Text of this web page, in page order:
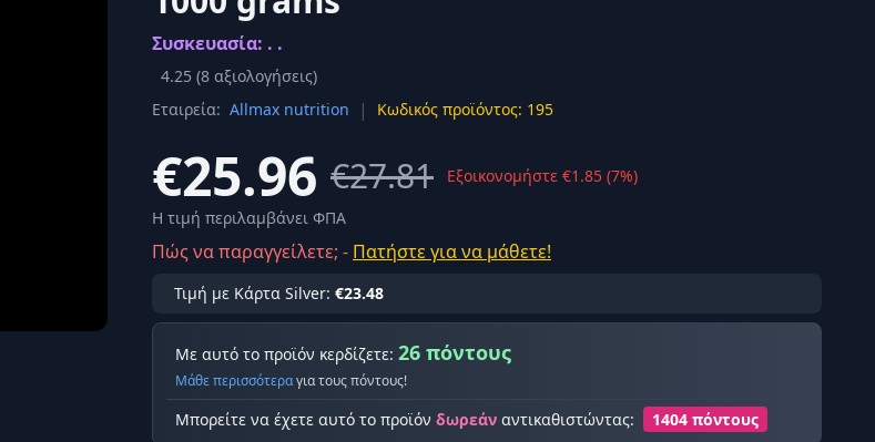
Συσκευασία: . .
4.25 (8 αξιολογήσεις)
Εταιρεία: Allmax nutrition | Κωδικός προϊόντος: 195
€25.96 €27.81
Εξοικονομήστε €1.85 (7%)
Η τιμή περιλαμβάνει ΦΠΑ
Πώς να παραγγείλετε; - Πατήστε για να μάθετε!
Τιμή με Κάρτα Silver: €23.48
Με αυτό το προϊόν κερδίζετε: 26 πόντους
Μάθε περισσότεραγια τους πόντους!
Μπορείτε να έχετε αυτό το προϊόν δωρεάν αντικαθιστώντας: 1404 πόντους
Εγγραφείτε εδώ